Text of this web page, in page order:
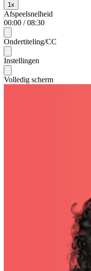
1 x
Afspeelsnelheid
00:00 / 08:30
Ondertiteling/CC
Instellingen
Volledig scherm